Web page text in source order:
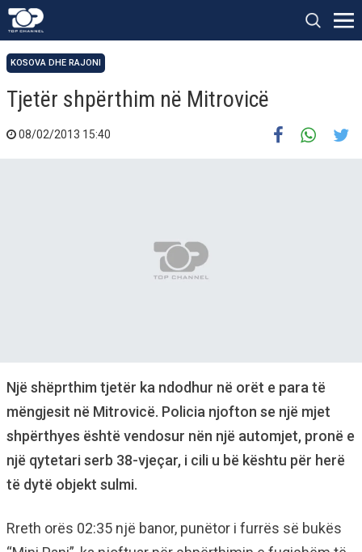
KOSOVA DHE RAJONI
Tjetër shpërthim në Mitrovicë
08/02/2013 15:40
Një shëprthim tjetër ka ndodhur në orët e para të
mëngjesit në Mitrovicë. Policia njofton se një mjet
shpërthyes është vendosur nën një automjet, pronë e
një qytetari serb 38-vjeçar, i cili u bë kështu për herë
të dytë objekt sulmi.
Rreth orës 02:35 një banor, punëtor i furrës së bukës